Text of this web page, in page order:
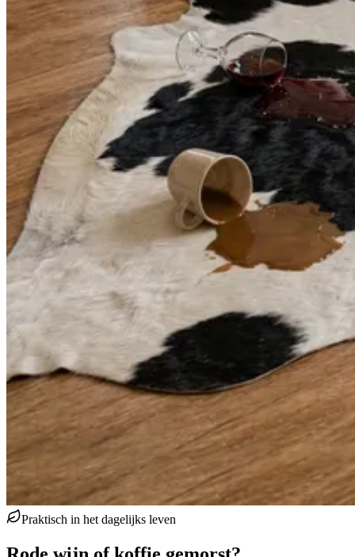
Praktisch in het dagelijks leven